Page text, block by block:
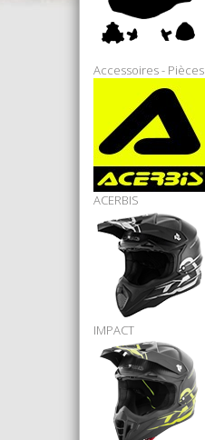
Accessoires - Pièces
ACERBIS
IMPACT